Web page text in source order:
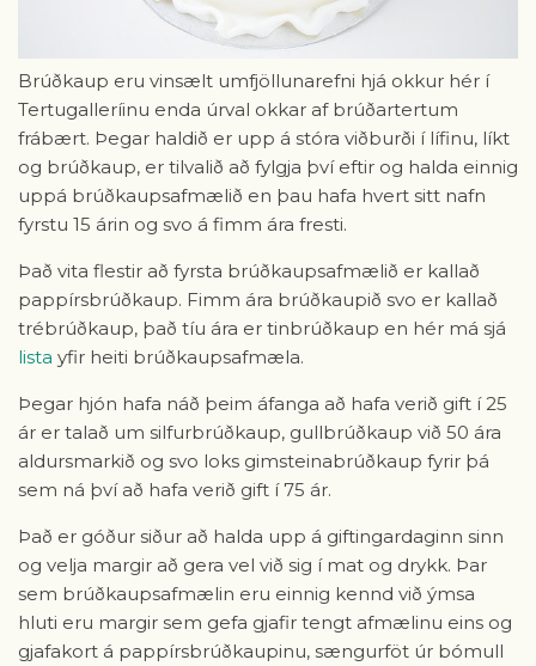
Brúðkaup eru vinsælt umfjöllunarefni hjá okkur hér í
Tertugalleríinu enda úrval okkar af brúðartertum
frábært. Þegar haldið er upp á stóra viðburði í lífinu, líkt
og brúðkaup, er tilvalið að fylgja því eftir og halda einnig
uppá brúðkaupsafmælið en þau hafa hvert sitt nafn
fyrstu 15 árin og svo á fimm ára fresti.
Það vita flestir að fyrsta brúðkaupsafmælið er kallað
pappírsbrúðkaup. Fimm ára brúðkaupið svo er kallað
trébrúðkaup, það tíu ára er tinbrúðkaup en hér má sjá
lista yfir heiti brúðkaupsafmæla.
Þegar hjón hafa náð þeim áfanga að hafa verið gift í 25
ár er talað um silfurbrúðkaup, gullbrúðkaup við 50 ára
aldursmarkið og svo loks gimsteinabrúðkaup fyrir þá
sem ná því að hafa verið gift í 75 ár.
Það er góður siður að halda upp á giftingardaginn sinn
og velja margir að gera vel við sig í mat og drykk. Þar
sem brúðkaupsafmælin eru einnig kennd við ýmsa
hluti eru margir sem gefa gjafir tengt afmælinu eins og
gjafakort á pappírsbrúðkaupinu, sængurföt úr bómull